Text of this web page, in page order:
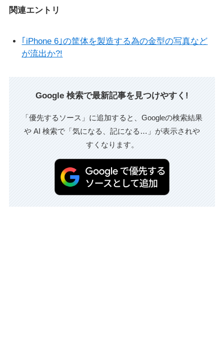
関連エントリ
｢iPhone 6｣の筐体を製造する為の金型の写真など
が流出か?!
Google 検索で最新記事を見つけやすく!
「優先するソース」に追加すると、Googleの検索結果
や AI 検索で「気になる、記になる…」が表示されや
すくなります。